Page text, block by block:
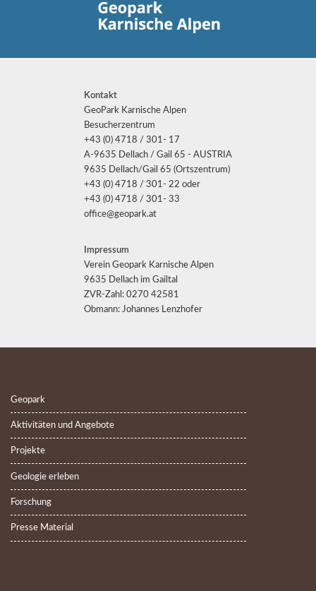
Kontakt
GeoPark Karnische Alpen
Besucherzentrum
+43 (0) 4718 / 301- 17
A-9635 Dellach / Gail 65 - AUSTRIA
9635 Dellach/Gail 65 (Ortszentrum)
+43 (0) 4718 / 301- 22 oder
+43 (0) 4718 / 301- 33
office@geopark.at
Impressum
Verein Geopark Karnische Alpen
9635 Dellach im Gailtal
ZVR-Zahl: 0270 42581
Obmann: Johannes Lenzhofer
Geopark
Aktivitäten und Angebote
Projekte
Geologie erleben
Forschung
Presse Material